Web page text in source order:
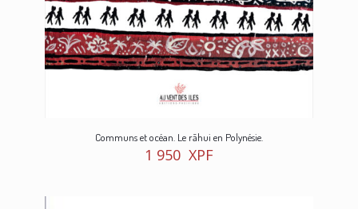
Communs et océan. Le rāhui en Polynésie.
1 950 XPF